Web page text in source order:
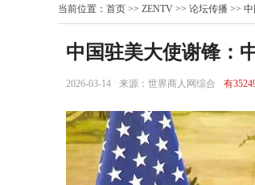
当前位置： 首页 >> ZENTV >> 论坛传播 >>
中国驻美大使谢锋：
2026-03-14 来源：世界商人网综合 有